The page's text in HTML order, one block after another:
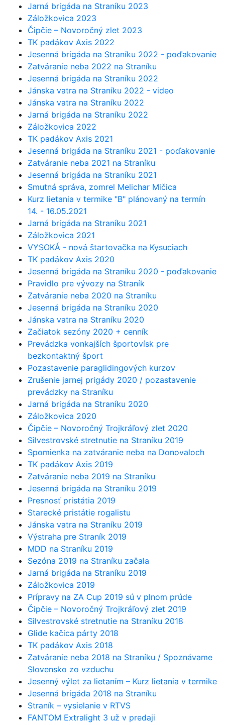
Jarná brigáda na Straníku 2023
Záložkovica 2023
Čipčie – Novoročný zlet 2023
TK padákov Axis 2022
Jesenná brigáda na Straníku 2022 - poďakovanie
Zatváranie neba 2022 na Straníku
Jesenná brigáda na Straníku 2022
Jánska vatra na Straníku 2022 - video
Jánska vatra na Straníku 2022
Jarná brigáda na Straníku 2022
Záložkovica 2022
TK padákov Axis 2021
Jesenná brigáda na Straníku 2021 - poďakovanie
Zatváranie neba 2021 na Straníku
Jesenná brigáda na Straníku 2021
Smutná správa, zomrel Melichar Mičica
Kurz lietania v termike "B" plánovaný na termín
14. - 16.05.2021
Jarná brigáda na Straníku 2021
Záložkovica 2021
VYSOKÁ - nová štartovačka na Kysuciach
TK padákov Axis 2020
Jesenná brigáda na Straníku 2020 - poďakovanie
Pravidlo pre vývozy na Straník
Zatváranie neba 2020 na Straníku
Jesenná brigáda na Straníku 2020
Jánska vatra na Straníku 2020
Začiatok sezóny 2020 + cenník
Prevádzka vonkajších športovísk pre
bezkontaktný šport
Pozastavenie paraglidingových kurzov
Zrušenie jarnej prigády 2020 / pozastavenie
prevádzky na Straníku
Jarná brigáda na Straníku 2020
Záložkovica 2020
Čipčie – Novoročný Trojkráľový zlet 2020
Silvestrovské stretnutie na Straníku 2019
Spomienka na zatváranie neba na Donovaloch
TK padákov Axis 2019
Zatváranie neba 2019 na Straníku
Jesenná brigáda na Straníku 2019
Presnosť pristátia 2019
Starecké pristátie rogalistu
Jánska vatra na Straníku 2019
Výstraha pre Straník 2019
MDD na Straníku 2019
Sezóna 2019 na Straníku začala
Jarná brigáda na Straníku 2019
Záložkovica 2019
Prípravy na ZA Cup 2019 sú v plnom prúde
Čipčie – Novoročný Trojkráľový zlet 2019
Silvestrovské stretnutie na Straníku 2018
Glide kačica párty 2018
TK padákov Axis 2018
Zatváranie neba 2018 na Straníku / Spoznávame
Slovensko zo vzduchu
Jesenný výlet za lietaním – Kurz lietania v termike
Jesenná brigáda 2018 na Straníku
Straník – vysielanie v RTVS
FANTOM Extralight 3 už v predaji